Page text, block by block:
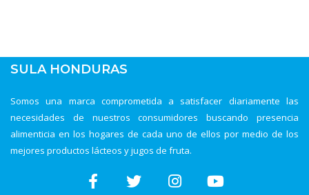
SULA HONDURAS
Somos una marca comprometida a satisfacer diariamente las
necesidades de nuestros consumidores buscando presencia
alimenticia en los hogares de cada uno de ellos por medio de los
mejores productos lácteos y jugos de fruta.